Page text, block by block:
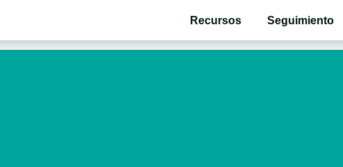
de tu bebé
Recursos Seguimiento